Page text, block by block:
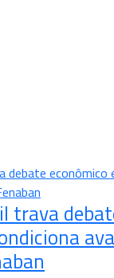
trava